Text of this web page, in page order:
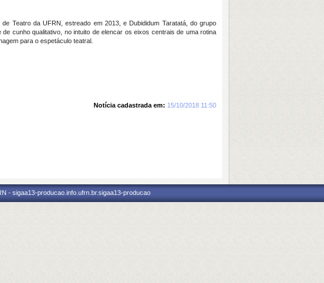
Teatro da UFRN, estreado em 2013, e Dubididum Taratatá, do grupo
cunho qualitativo, no intuito de elencar os eixos centrais de uma rotina
para o espetáculo teatral.
Notícia cadastrada em: 15/10/2018 11:50
- sigaa13-producao.info.ufrn.br.sigaa13-producao